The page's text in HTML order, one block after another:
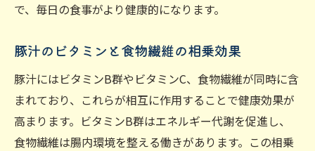
で、毎日の食事がより健康的になります。
豚汁のビタミンと食物繊維の相乗効果
豚汁にはビタミンB群やビタミンC、食物繊維が同時に含
まれており、これらが相互に作用することで健康効果が
高まります。ビタミンB群はエネルギー代謝を促進し、
食物繊維は腸内環境を整える働きがあります。この相乗